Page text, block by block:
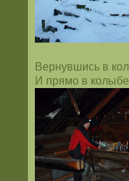
Вернувшись в
И прямо в